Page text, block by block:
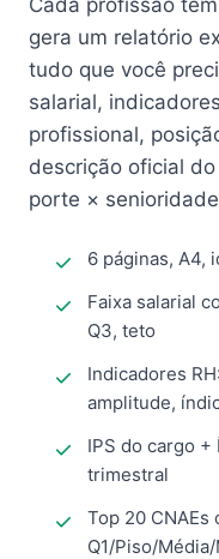
Cada profissão
gera um relatório
tudo que você
salarial,
profissional,
descrição oficial
porte ×
6 páginas, A4,
Faixa salarial
Q3, teto
Indicadores
amplitude,
IPS do cargo
trimestral
Top 20 CNAEs
Q1/Piso/